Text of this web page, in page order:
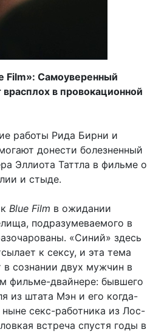
Film»: Самоуверенный
врасплох в провокационной
работы Рида Бирни и
донести болезненный
Эллиота Таттла в фильме о
и стыде.
Blue Film в ожидании
подразумеваемого в
«Синий» здесь
к сексу, и эта тема
в сознании двух мужчин в
фильме-двайнере: бывшего
из штата Мэн и его когда-
секс-работника из Лос-
встреча спустя годы в